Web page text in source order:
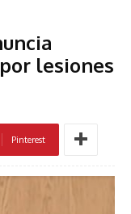
lesiones
Pinterest